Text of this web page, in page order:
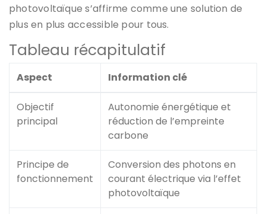
photovoltaïque s’affirme comme une solution de
plus en plus accessible pour tous.
Tableau récapitulatif
Aspect Information clé
Objectif
principal
Autonomie énergétique et
réduction de l’empreinte
carbone
Principe de
fonctionnement
Conversion des photons en
courant électrique via l’effet
photovoltaïque